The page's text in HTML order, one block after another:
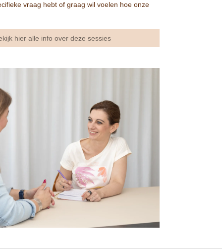
vraag hebt of graag wil voelen hoe onze
hier alle info over deze sessies